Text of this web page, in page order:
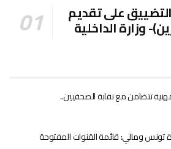
على تقديم
وزارة الداخلية
تتضامن مع نقابة الصحفيين..
تونس ومالي: قائمة القنوات المفتوحة